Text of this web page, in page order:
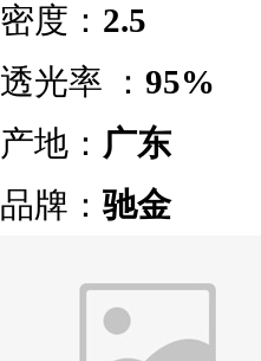
密度： 2.5
透光率 ： 95%
产地： 广东
品牌： 驰金